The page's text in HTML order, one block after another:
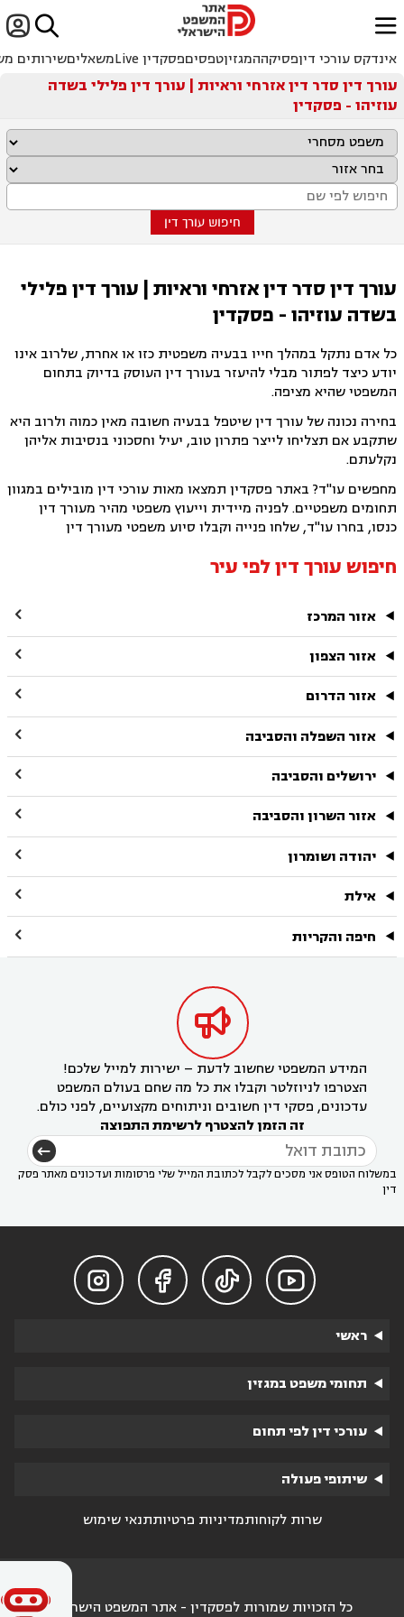

ﱐ
אינדקס עורכי דיןפסיקההמגזיןטפסיםפסקדין Live משאליםשירותים
עורך דין סדר דין אזרחי וראיות | עורך דין פלילי בשדה
עוזיהו - פסקדין
חיפוש עורך דין
עורך דין סדר דין אזרחי וראיות | עורך דין פלילי
בשדה עוזיהו - פסקדין
כל אדם נתקל במהלך חייו בבעיה משפטית כזו או אחרת, שלרוב אינו
יודע כיצד לפתור מבלי להיעזר בעורך דין העוסק בדיוק בתחום
המשפטי שהיא מציפה.
בחירה נכונה של עורך דין שיטפל בבעיה חשובה מאין כמוה ולרוב היא
שתקבע אם תצליחו לייצר פתרון טוב, יעיל וחסכוני בנסיבות אליהן
נקלעתם.
מחפשים עו"ד? באתר פסקדין תמצאו מאות עורכי דין מובילים במגוון
תחומים משפטיים. לפניה מיידית וייעוץ משפטי מהיר מעורך דין
כנסו, בחרו עו"ד, שלחו פנייה וקבלו סיוע משפטי מעורך דין
חיפוש עורך דין לפי עיר
אזור המרכז 
אזור הצפון 
אזור הדרום 
אזור השפלה והסביבה 
ירושלים והסביבה 
אזור השרון והסביבה 
יהודה ושומרון 
אילת 
חיפה והקריות 

המידע המשפטי שחשוב לדעת – ישירות למייל שלכם!
הצטרפו לניוזלטר וקבלו את כל מה שחם בעולם המשפט
עדכונים, פסקי דין חשובים וניתוחים מקצועיים, לפני כולם.
זה הזמן להצטרף לרשימת התפוצה
במשלוח הטופס אני מסכים לקבל לכתובת המייל שלי פרסומות ועדכונים מאתר פסק
דין




ראשי
תחומי משפט במגזין
עורכי דין לפי תחום
שיתופי פעולה
שרות לקוחותמדיניות פרטיותתנאי שימוש
כל הזכויות שמורות לפסקדין - אתר המשפט הישראלי